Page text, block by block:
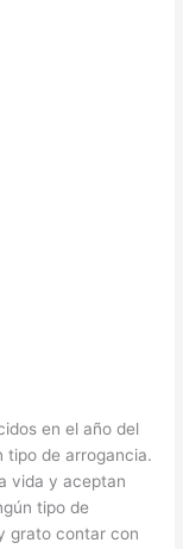
en el año del
de arrogancia.
vida y aceptan
tipo de
grato contar con